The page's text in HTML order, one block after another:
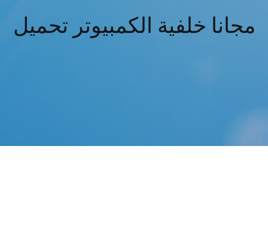
مجانا خلفية الكمبيوتر تحميل